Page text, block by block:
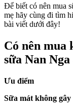
Để biết có nên mua
mẹ hãy cùng đi tìm
bài viết dưới đây!
Có nên mua
sữa Nan Nga
Ưu điểm
Sữa mát không